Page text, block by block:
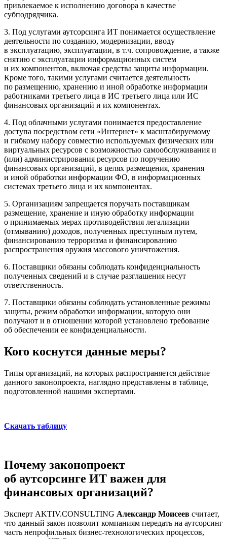
привлекаемое к исполнению договора в качестве
субподрядчика.
3. Под услугами аутсорсинга ИТ понимается осуществление
деятельности по созданию, модернизации, вводу
в эксплуатацию, эксплуатации, в т.ч. сопровождение, а также
снятию с эксплуатации информационных систем
и их компонентов, включая средства защиты информации.
Кроме того, такими услугами считается деятельность
по размещению, хранению и иной обработке информации
работниками третьего лица в ИС третьего лица или ИС
финансовых организаций и их компонентах.
4. Под облачными услугами понимается предоставление
доступа посредством сети «Интернет» к масштабируемому
и гибкому набору совместно используемых физических или
виртуальных ресурсов с возможностью самообслуживания и
(или) администрирования ресурсов по поручению
финансовых организаций, в целях размещения, хранения
и иной обработки информации ФО, в информационных
системах третьего лица и их компонентах.
5. Организациям запрещается поручать поставщикам
размещение, хранение и иную обработку информации
о принимаемых мерах противодействия легализации
(отмыванию) доходов, полученных преступным путем,
финансированию терроризма и финансированию
распространения оружия массового уничтожения.
6. Поставщики обязаны соблюдать конфиденциальность
полученных сведений и в случае разглашения несут
ответственность.
7. Поставщики обязаны соблюдать установленные режимы
защиты, режим обработки информации, которую они
получают и в отношении которой установлено требование
об обеспечении ее конфиденциальности.
Кого коснутся данные меры?
Типы организаций, на которых распространяется действие
данного законопроекта, наглядно представлены в таблице,
подготовленной нашими экспертами.
Скачать таблицу
Почему законопроект
об аутсорсинге ИТ важен для
финансовых организаций?
Эксперт AKTIV.CОNSULTING Александр Моисеев считает,
что данный закон позволит компаниям передать на аутсорсинг
часть непрофильных бизнес-технологических процессов,